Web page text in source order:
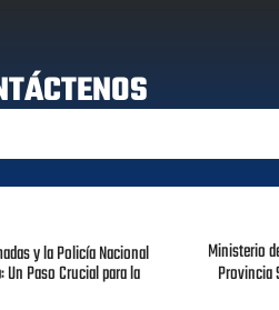
y la Policía Nacional
Un Paso Crucial para la
Ministerio
Provincia